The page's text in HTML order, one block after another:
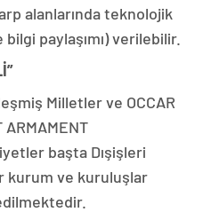
alanlarında teknolojik
paylaşımı) verilebilir.
Milletler ve OCCAR
ARMAMENT
başta Dışişleri
kurum ve kuruluşlar